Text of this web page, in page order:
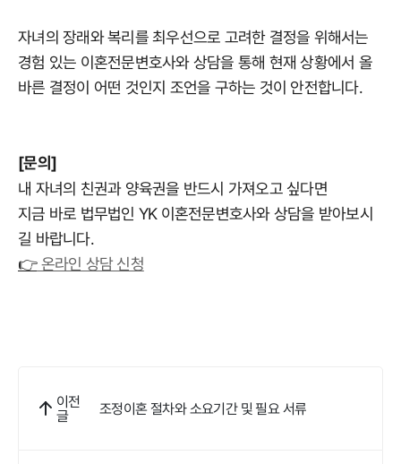
자녀의 장래와 복리를 최우선으로 고려한 결정을 위해서는
경험 있는 이혼전문변호사와 상담을 통해 현재 상황에서 올
바른 결정이 어떤 것인지 조언을 구하는 것이 안전합니다.
[문의]
내 자녀의 친권과 양육권을 반드시 가져오고 싶다면
지금 바로 법무법인 YK 이혼전문변호사와 상담을 받아보시
길 바랍니다.
👉온라인 상담 신청
이전
글 조정이혼 절차와 소요기간 및 필요 서류